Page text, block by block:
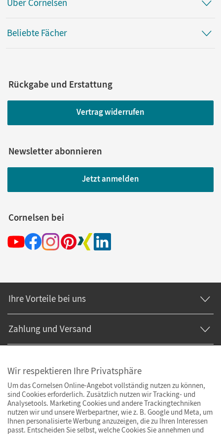
Über Cornelsen
Beliebte Fächer
Rückgabe und Erstattung
Vertrag widerrufen
Newsletter abonnieren
Jetzt anmelden
Cornelsen bei
Ihre Vorteile bei uns
Zahlung und Versand
Wir respektieren Ihre Privatsphäre
Um das Cornelsen Online-Angebot vollständig nutzen zu können,
sind Cookies erforderlich. Zusätzlich nutzen wir Tracking- und
Analysetools. Marketing Cookies und andere Trackingtechniken
nutzen wir und unsere Werbepartner, wie z. B. Google und Meta, um
Ihnen personalisierte Werbung anzuzeigen, die zu Ihren Interessen
passt. Entscheiden Sie selbst, welche Cookies Sie annehmen und